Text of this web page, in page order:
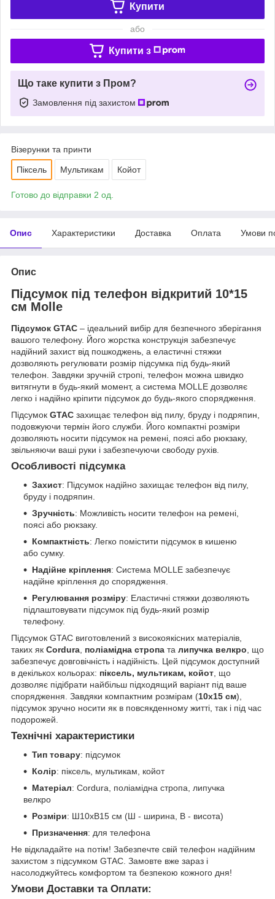
Купити
або
Купити з
Що таке купити з Пром?
Замовлення під захистом
Візерунки та принти
Піксель Мультикам Койот
Готово до відправки 2 од.
Опис Характеристики Доставка Оплата Умови
Опис
Підсумок під телефон відкритий 10*15
см Molle
Підсумок GTAC – ідеальний вибір для безпечного зберігання
вашого телефону. Його жорстка конструкція забезпечує
надійний захист від пошкоджень, а еластичні стяжки
дозволяють регулювати розмір підсумка під будь-який
телефон. Завдяки зручній стропі, телефон можна швидко
витягнути в будь-який момент, а система MOLLE дозволяє
легко і надійно кріпити підсумок до будь-якого спорядження.
Підсумок GTAC захищає телефон від пилу, бруду і подряпин,
подовжуючи термін його служби. Його компактні розміри
дозволяють носити підсумок на ремені, поясі або рюкзаку,
звільняючи ваші руки і забезпечуючи свободу рухів.
Особливості підсумка
Захист: Підсумок надійно захищає телефон від пилу,
бруду і подряпин.
Зручність: Можливість носити телефон на ремені,
поясі або рюкзаку.
Компактність: Легко помістити підсумок в кишеню
або сумку.
Надійне кріплення: Система MOLLE забезпечує
надійне кріплення до спорядження.
Регулювання розміру: Еластичні стяжки дозволяють
підлаштовувати підсумок під будь-який розмір
телефону.
Підсумок GTAC виготовлений з високоякісних матеріалів,
таких як Cordura, поліамідна стропа та липучка велкро, що
забезпечує довговічність і надійність. Цей підсумок доступний
в декількох кольорах: піксель, мультикам, койот, що
дозволяє підібрати найбільш підходящий варіант під ваше
спорядження. Завдяки компактним розмірам (10х15 см),
підсумок зручно носити як в повсякденному житті, так і під час
подорожей.
Технічні характеристики
Тип товару: підсумок
Колір: піксель, мультикам, койот
Матеріал: Cordura, поліамідна стропа, липучка
велкро
Розміри: Ш10хВ15 см (Ш - ширина, В - висота)
Призначення: для телефона
Не відкладайте на потім! Забезпечте свій телефон надійним
захистом з підсумком GTAC. Замовте вже зараз і
насолоджуйтесь комфортом та безпекою кожного дня!
Умови Доставки та Оплати: